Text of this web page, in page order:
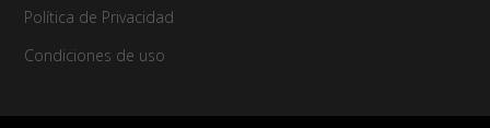
Política de Privacidad
Condiciones de uso